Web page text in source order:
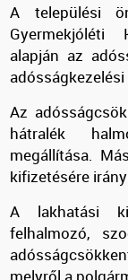
A települési
Gyermekjóléti
alapján az
Az
hátralék
megállítása.
kifizetésére
A lakhatási
felhalmozó,